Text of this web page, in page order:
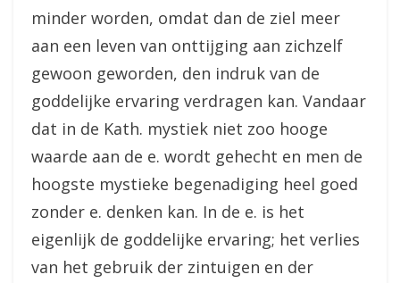
minder worden, omdat dan de ziel meer
aan een leven van onttijging aan zichzelf
gewoon geworden, den indruk van de
goddelijke ervaring verdragen kan. Vandaar
dat in de Kath. mystiek niet zoo hooge
waarde aan de e. wordt gehecht en men de
hoogste mystieke begenadiging heel goed
zonder e. denken kan. In de e. is het
eigenlijk de goddelijke ervaring; het verlies
van het gebruik der zintuigen en der